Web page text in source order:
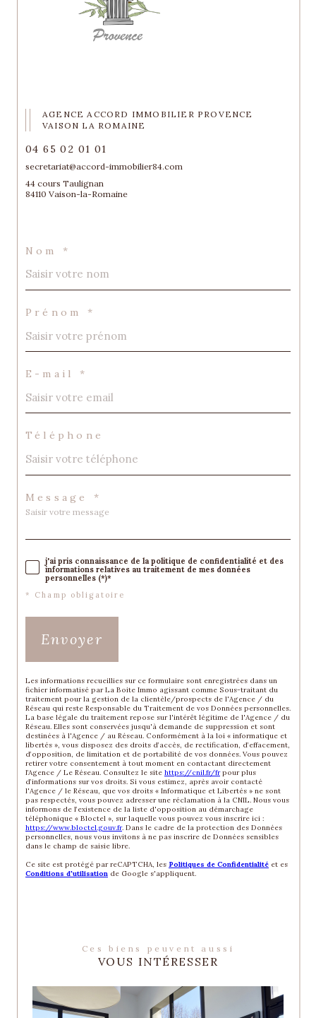
AGENCE ACCORD IMMOBILIER PROVENCE
VAISON LA ROMAINE
04 65 02 01 01
secretariat@accord-immobilier84.com
44 cours Taulignan
84110 Vaison-la-Romaine
Nom *
Prénom *
E-mail *
Téléphone
Message *
j'ai pris connaissance de la politique de confidentialité et des
informations relatives au traitement de mes données
personnelles (*)*
* Champ obligatoire
Envoyer
Les informations recueillies sur ce formulaire sont enregistrées dans un
fichier informatisé par La Boite Immo agissant comme Sous-traitant du
traitement pour la gestion de la clientèle/prospects de l'Agence / du
Réseau qui reste Responsable du Traitement de vos Données personnelles.
La base légale du traitement repose sur l'intérêt légitime de l'Agence / du
Réseau. Elles sont conservées jusqu'à demande de suppression et sont
destinées à l'Agence / au Réseau. Conformément à la loi « informatique et
libertés », vous disposez des droits d’accès, de rectification, d’effacement,
d’opposition, de limitation et de portabilité de vos données. Vous pouvez
retirer votre consentement à tout moment en contactant directement
l’Agence / Le Réseau. Consultez le site https://cnil.fr/frpour plus
d’informations sur vos droits. Si vous estimez, après avoir contacté
l'Agence / le Réseau, que vos droits « Informatique et Libertés » ne sont
pas respectés, vous pouvez adresser une réclamation à la CNIL. Nous vous
informons de l’existence de la liste d'opposition au démarchage
téléphonique « Bloctel », sur laquelle vous pouvez vous inscrire ici :
https://www.bloctel.gouv.fr. Dans le cadre de la protection des Données
personnelles, nous vous invitons à ne pas inscrire de Données sensibles
dans le champ de saisie libre.
Ce site est protégé par reCAPTCHA, les Politiques de Confidentialité et es
Conditions d'utilisation de Google s'appliquent.
Ces biens peuvent aussi
VOUS INTÉRESSER